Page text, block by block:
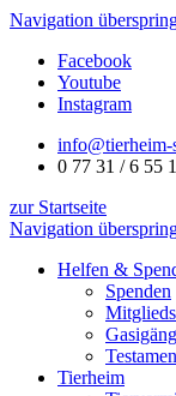
Navigation
Facebook
Youtube
Instagram
info@tierheim-
0 77 31 / 6 55
zur Startseite
Navigation
Helfen &
Spenden
Tierheim